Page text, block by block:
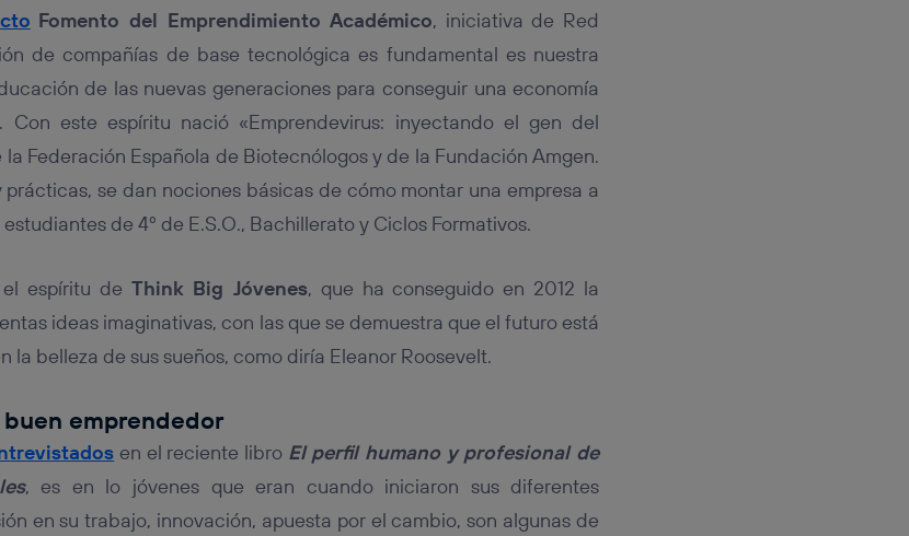
Fomento del Emprendimiento Académico, iniciativa de Red
de compañías de base tecnológica es fundamental es nuestra
de las nuevas generaciones para conseguir una economía
Con este espíritu nació «Emprendevirus: inyectando el gen del
la Federación Española de Biotecnólogos y de la Fundación Amgen.
se dan nociones básicas de cómo montar una empresa a
estudiantes de 4º de E.S.O., Bachillerato y Ciclos Formativos.
el espíritu deThink Big Jóvenes, que ha conseguido en 2012 la
ideas imaginativas, con las que se demuestra que el futuro está
la belleza de sus sueños, como diría Eleanor Roosevelt.
emprendedor
en el reciente libro El perfil humano y profesional de
, es en lo jóvenes que eran cuando iniciaron sus diferentes
en su trabajo, innovación, apuesta por el cambio, son algunas de